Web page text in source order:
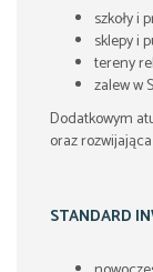
szkoły i
sklepy i
tereny
zalew w
Dodatkowym
oraz
STANDARD